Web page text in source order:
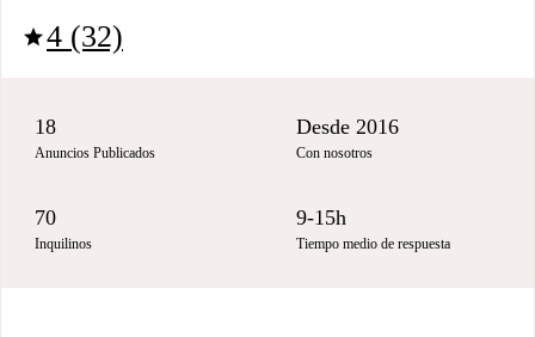
star4 (32)
18
Anuncios Publicados
Desde 2016
Con nosotros
70
Inquilinos
9-15h
Tiempo medio de respuesta